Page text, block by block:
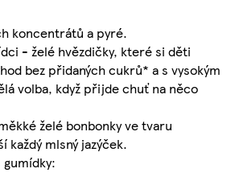
koncentrátů a pyré.
- želé hvězdičky, které si děti
bez přidaných cukrů* a s vysokým
volba, když přijde chuť na něco
želé bonbonky ve tvaru
mlsný jazýček.